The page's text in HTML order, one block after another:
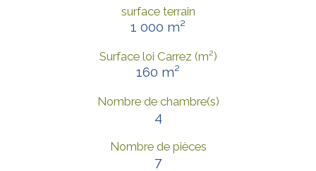
surface terrain
1 000 m²
Surface loi Carrez (m²)
160 m²
Nombre de chambre(s)
4
Nombre de pièces
7